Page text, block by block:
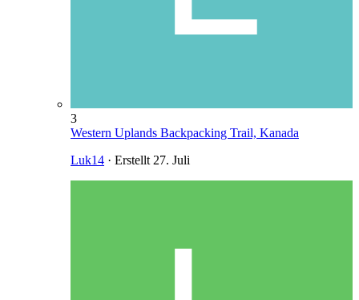
3
Western Uplands Backpacking Trail, Kanada
Luk14 · Erstellt 27. Juli